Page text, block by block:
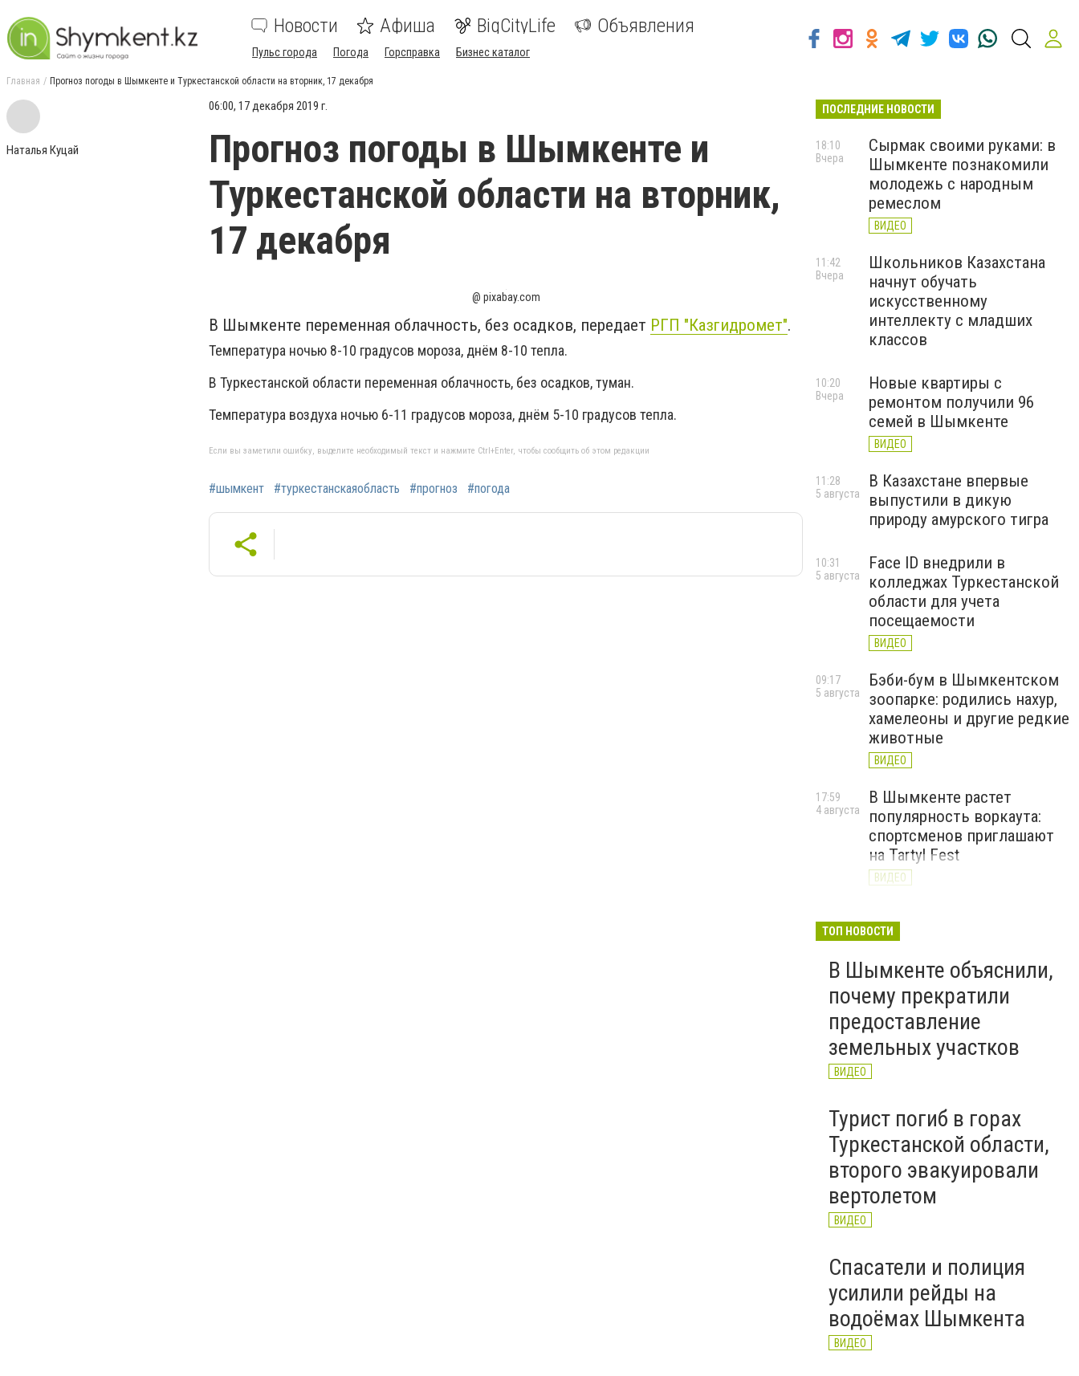
Новости Афиша BigCityLife Объявления
Пульс города Погода Горсправка Бизнес каталог
Главная Прогноз погоды в Шымкенте и Туркестанской области на вторник, 17 декабря
Наталья Куцай
06:00, 17 декабря 2019 г.
Прогноз погоды в Шымкенте и
Туркестанской области на вторник,
17 декабря
@ pixabay.com
В Шымкенте переменная облачность, без осадков, передает РГП "Казгидромет".
Температура ночью 8-10 градусов мороза, днём 8-10 тепла.
В Туркестанской области переменная облачность, без осадков, туман.
Температура воздуха ночью 6-11 градусов мороза, днём 5-10 градусов тепла.
Если вы заметили ошибку, выделите необходимый текст и нажмите Ctrl+Enter, чтобы сообщить об этом редакции
#шымкент #туркестанскаяобласть #прогноз #погода
ПОСЛЕДНИЕ НОВОСТИ
Сырмак своими руками: в
Шымкенте познакомили
молодежь с народным
ремеслом
ВИДЕО
18:10
Вчера
Школьников Казахстана
начнут обучать
искусственному
интеллекту с младших
классов
11:42
Вчера
Новые квартиры с
ремонтом получили 96
семей в Шымкенте
ВИДЕО
10:20
Вчера
В Казахстане впервые
выпустили в дикую
природу амурского тигра
11:28
5 августа
Face ID внедрили в
колледжах Туркестанской
области для учета
посещаемости
ВИДЕО
10:31
5 августа
Бэби-бум в Шымкентском
зоопарке: родились нахур,
хамелеоны и другие редкие
животные
ВИДЕО
09:17
5 августа
В Шымкенте растет
популярность воркаута:
спортсменов приглашают
на Tartyl Fest
ВИДЕО
17:59
4 августа
начала подготовку к
2026–2027
ВИДЕО
4 августа
ТОП НОВОСТИ
В Шымкенте объяснили,
почему прекратили
предоставление
земельных участков
ВИДЕО
Турист погиб в горах
Туркестанской области,
второго эвакуировали
вертолетом
ВИДЕО
Спасатели и полиция
усилили рейды на
водоёмах Шымкента
ВИДЕО